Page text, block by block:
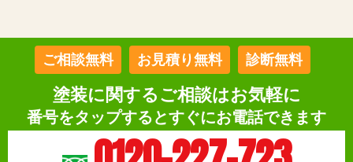
ご相談無料 お見積り無料 診断無料
塗装に関するご相談はお気軽に
番号をタップするとすぐにお電話できます